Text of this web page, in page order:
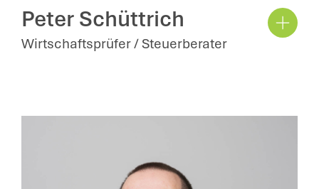
Peter Schüttrich
Wirtschaftsprüfer / Steuerberater